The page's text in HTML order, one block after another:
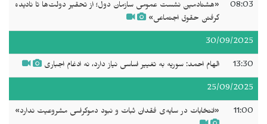
08:03
«هشتادمین نشست عمومی سازمان دول؛ از تحقیر دولت‌ها تا نادیده
گرفتن حقوق اجتماعی»
30/09/2025
13:30 الهام احمد: سوریه به تغییر اساسی نیاز دارد، نه ادغام اجباری
25/09/2025
11:00 «انتخابات در سایه‌ی فقدان ثبات و نبود دموکراسی مشروعیت ندارد»